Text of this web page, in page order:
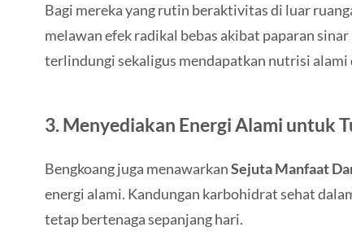
Bagi mereka yang rutin beraktivitas di luar
melawan efek radikal bebas akibat paparan
terlindungi sekaligus mendapatkan nutrisi
3. Menyediakan Energi Alami untuk
Bengkoang juga menawarkanSejuta Manfaat
energi alami. Kandungan karbohidrat sehat
tetap bertenaga sepanjang hari.